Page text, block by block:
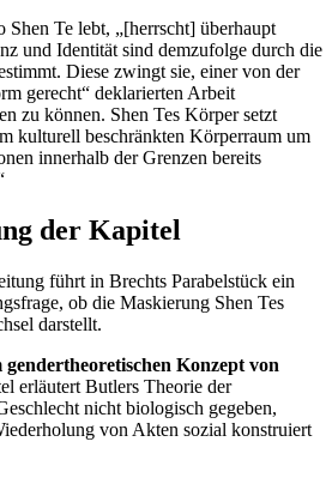
Shen Te lebt, „[herrscht] überhaupt
und Identität sind demzufolge durch die
Diese zwingt sie, einer von der
gerecht“ deklarierten Arbeit
zu können. Shen Tes Körper setzt
kulturell beschränkten Körperraum um
innerhalb der Grenzen bereits
der Kapitel
führt in Brechts Parabelstück ein
ob die Maskierung Shen Tes
darstellt.
gendertheoretischen Konzept von
erläutert Butlers Theorie der
nicht biologisch gegeben,
von Akten sozial konstruiert